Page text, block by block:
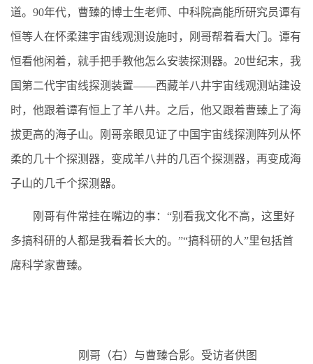
道。90年代，曹臻的博士生老师、中科院高能所研究员谭有
恒等人在怀柔建宇宙线观测设施时，刚哥帮着看大门。谭有
恒看他闲着，就手把手教他怎么安装探测器。20世纪末，我
国第二代宇宙线探测装置——西藏羊八井宇宙线观测站建设
时，他跟着谭有恒上了羊八井。之后，他又跟着曹臻上了海
拔更高的海子山。刚哥亲眼见证了中国宇宙线探测阵列从怀
柔的几十个探测器，变成羊八井的几百个探测器，再变成海
子山的几千个探测器。
刚哥有件常挂在嘴边的事：“别看我文化不高，这里好
多搞科研的人都是我看着长大的。”“搞科研的人”里包括首
席科学家曹臻。
刚哥（右）与曹臻合影。受访者供图